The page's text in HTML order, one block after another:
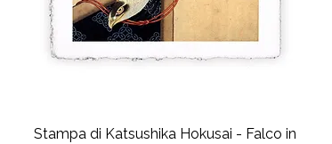
Stampa di Katsushika Hokusai - Falco in